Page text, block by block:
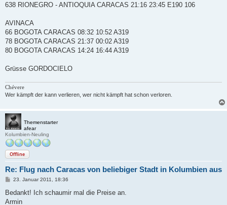
638 RIONEGRO - ANTIOQUIA CARACAS 21:16 23:45 E190 106
AVINACA
66 BOGOTA CARACAS 08:32 10:52 A319
78 BOGOTA CARACAS 21:37 00:02 A319
80 BOGOTA CARACAS 14:24 16:44 A319
Grüsse GORDOCIELO
Chévere
Wer kämpft der kann verlieren, wer nicht kämpft hat schon verloren.
Themenstarter
afear
Kolumbien-Neuling
Offline
Re: Flug nach Caracas von beliebiger Stadt in Kolumbien aus
B
i
r
23. Januar 2011, 18:36
Bedankt! Ich schaumir mal die Preise an.
Armin